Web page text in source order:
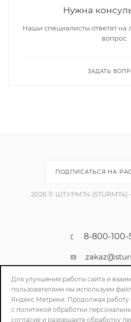
Нужна
Наши специалисты ответят
вопрос
ЗАДАТЬ
ПОДПИСАТЬСЯ НА
2026 © ШТУРМ74 (STURM74)
8-800-100-
г. Челябинск, ул.
Для улучшения работы сайта и
пользователями мы используем
Яндекс Метрики. Продолжая работу
с политикой обработки
согласие и разрешаете обработку